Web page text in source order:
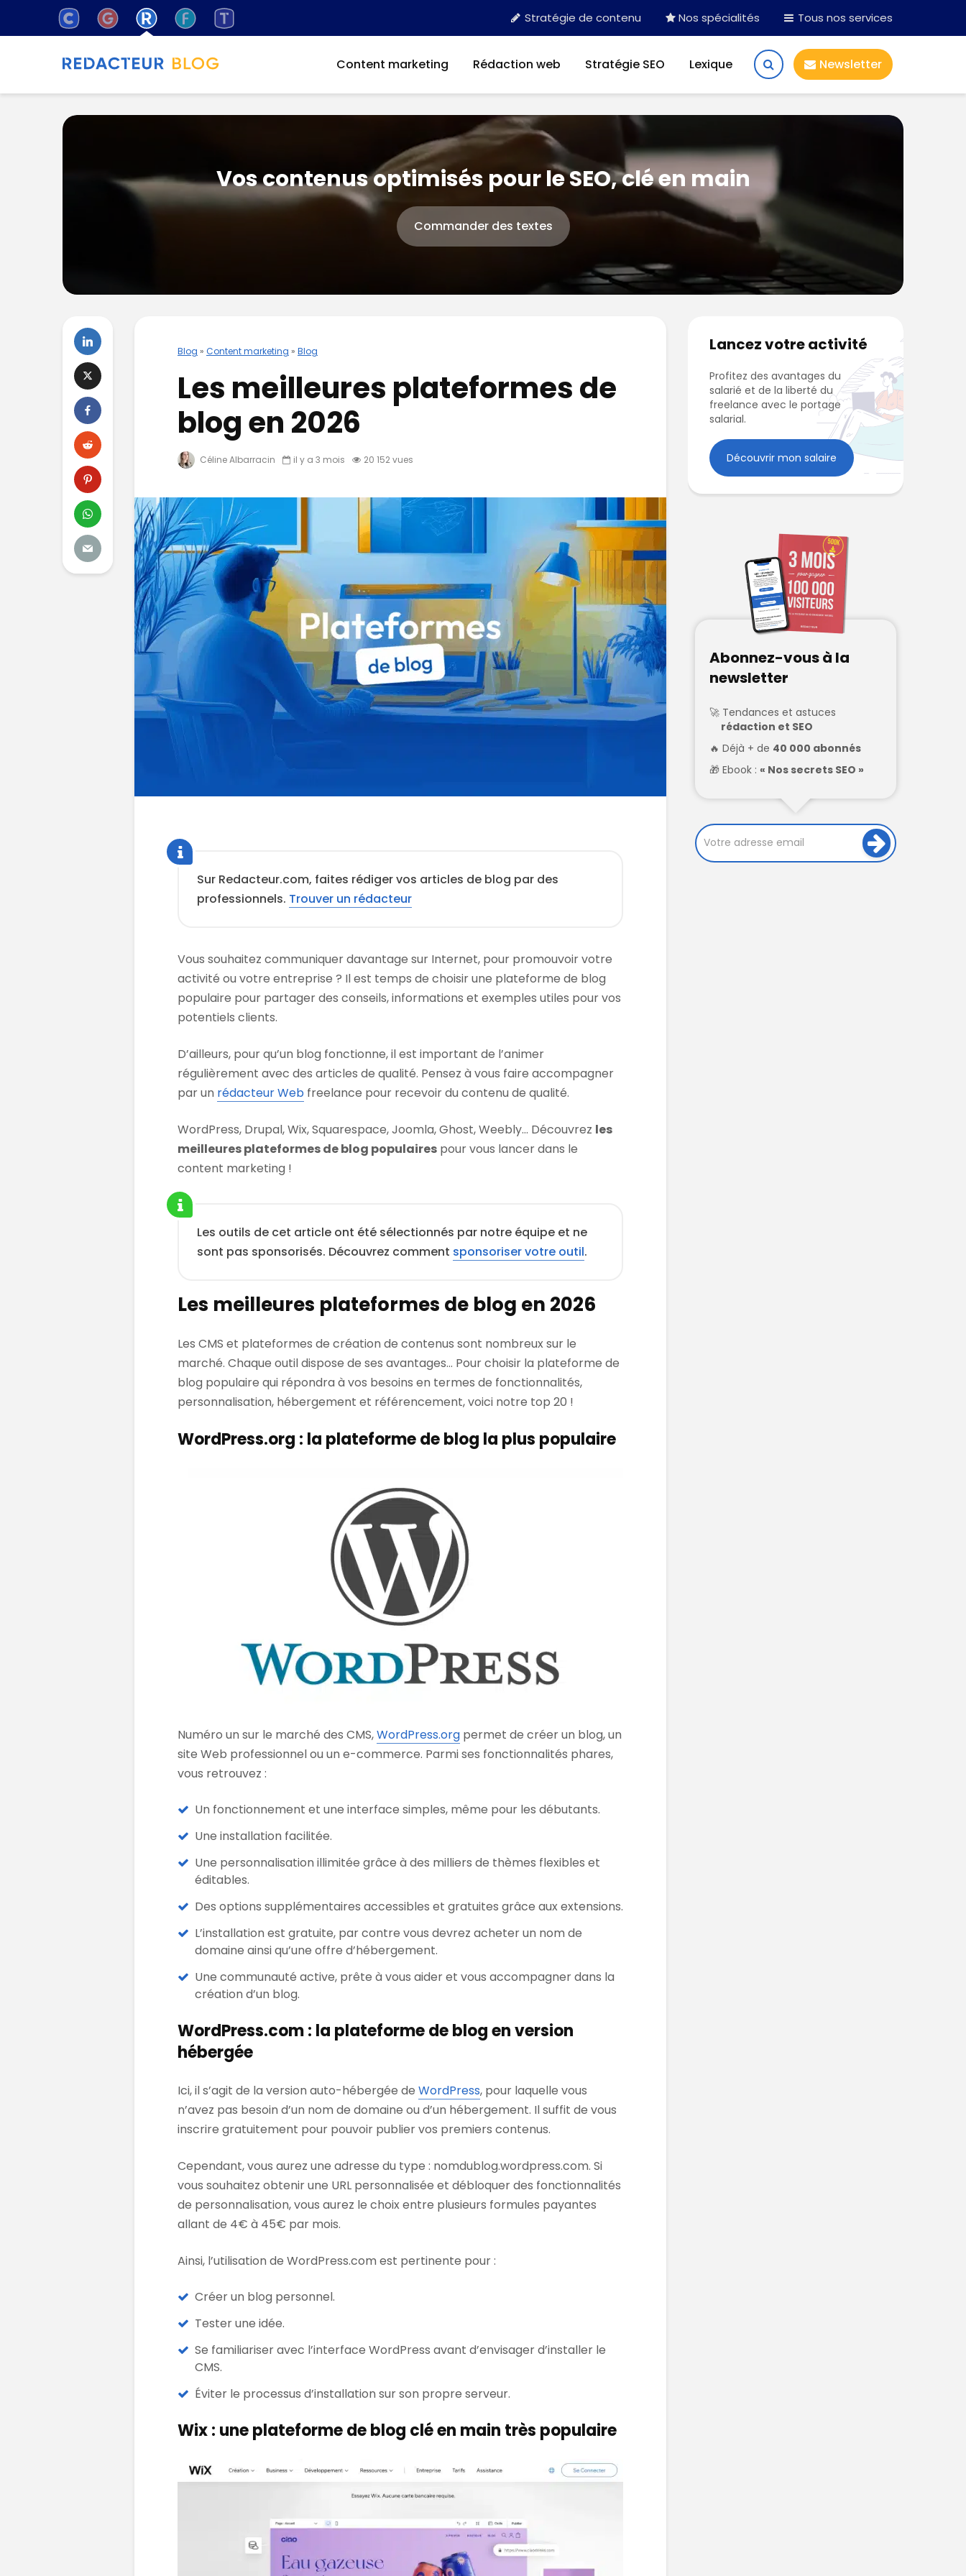
Stratégie de contenu Nos spécialités Tous nos services
Content marketing Rédaction web Stratégie SEO Lexique Newsletter
Vos contenus optimisés pour le SEO, clé en main
Commander des textes
Blog » Content marketing » Blog
Les meilleures plateformes de
blog en 2026
Céline Albarracin il y a 3 mois 20 152 vues
Sur Redacteur.com, faites rédiger vos articles de blog par des
professionnels. Trouver un rédacteur
Vous souhaitez communiquer davantage sur Internet, pour promouvoir votre
activité ou votre entreprise ? Il est temps de choisir une plateforme de blog
populaire pour partager des conseils, informations et exemples utiles pour vos
potentiels clients.
D’ailleurs, pour qu’un blog fonctionne, il est important de l’animer
régulièrement avec des articles de qualité. Pensez à vous faire accompagner
par un rédacteur Web freelance pour recevoir du contenu de qualité.
WordPress, Drupal, Wix, Squarespace, Joomla, Ghost, Weebly… Découvrez les
meilleures plateformes de blog populaires pour vous lancer dans le
content marketing !
Les outils de cet article ont été sélectionnés par notre équipe et ne
sont pas sponsorisés. Découvrez comment sponsoriser votre outil.
Les meilleures plateformes de blog en 2026
Les CMS et plateformes de création de contenus sont nombreux sur le
marché. Chaque outil dispose de ses avantages… Pour choisir la plateforme de
blog populaire qui répondra à vos besoins en termes de fonctionnalités,
personnalisation, hébergement et référencement, voici notre top 20 !
WordPress.org : la plateforme de blog la plus populaire
Numéro un sur le marché des CMS,WordPress.org permet de créer un blog, un
site Web professionnel ou un e-commerce. Parmi ses fonctionnalités phares,
vous retrouvez :
Un fonctionnement et une interface simples, même pour les débutants.
Une installation facilitée.
Une personnalisation illimitée grâce à des milliers de thèmes flexibles et
éditables.
Des options supplémentaires accessibles et gratuites grâce aux extensions.
L’installation est gratuite, par contre vous devrez acheter un nom de
domaine ainsi qu’une offre d’hébergement.
Une communauté active, prête à vous aider et vous accompagner dans la
création d’un blog.
WordPress.com : la plateforme de blog en version
hébergée
Ici, il s’agit de la version auto-hébergée de WordPress, pour laquelle vous
n’avez pas besoin d’un nom de domaine ou d’un hébergement. Il suffit de vous
inscrire gratuitement pour pouvoir publier vos premiers contenus.
Cependant, vous aurez une adresse du type : nomdublog.wordpress.com. Si
vous souhaitez obtenir une URL personnalisée et débloquer des fonctionnalités
de personnalisation, vous aurez le choix entre plusieurs formules payantes
allant de 4€ à 45€ par mois.
Ainsi, l’utilisation de WordPress.com est pertinente pour :
Créer un blog personnel.
Tester une idée.
Se familiariser avec l’interface WordPress avant d’envisager d’installer le
CMS.
Éviter le processus d’installation sur son propre serveur.
Wix : une plateforme de blog clé en main très populaire
Lancez votre activité
Profitez des avantages du
salarié et de la liberté du
freelance avec le portage
salarial.
Découvrir mon salaire
Abonnez-vous à la
newsletter
Tendances et astuces
rédaction et SEO
Déjà + de 40 000 abonnés
Ebook : « Nos secrets SEO »